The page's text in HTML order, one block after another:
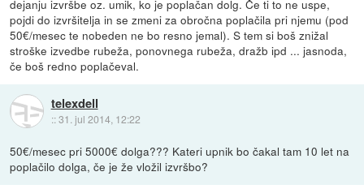
dejanju izvršbe oz. umik, ko je poplačan dolg. Če ti to ne uspe,
pojdi do izvršitelja in se zmeni za obročna poplačila pri njemu (pod
50€/mesec te nobeden ne bo resno jemal). S tem si boš znižal
stroške izvedbe rubeža, ponovnega rubeža, dražb ipd ... jasnoda,
če boš redno poplačeval.
telexdell
::31. jul 2014, 12:22
50€/mesec pri 5000€ dolga??? Kateri upnik bo čakal tam 10 let na
poplačilo dolga, če je že vložil izvršbo?